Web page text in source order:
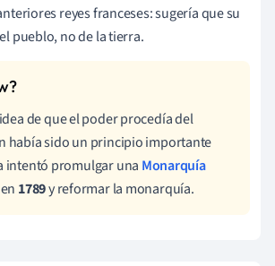
reyes franceses: sugería que su
pueblo, no de la tierra.
de que el poder procedía del
había sido un principio importante
intentó promulgar una Monarquía
1789y reformar la monarquía.